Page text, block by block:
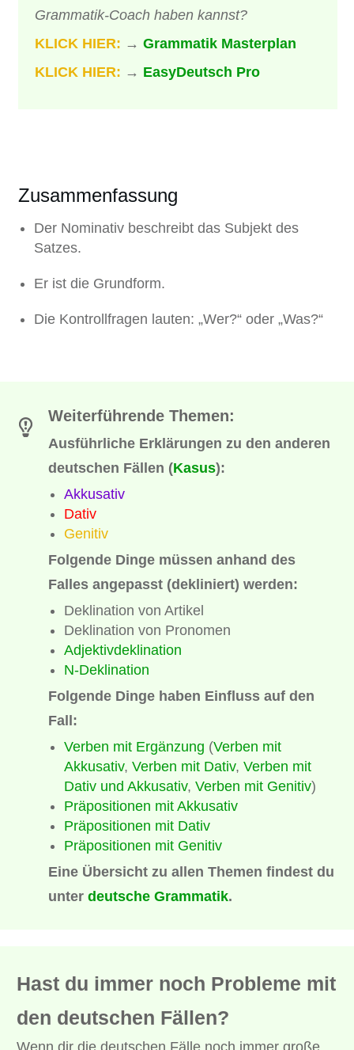
Grammatik-Coach haben kannst?
KLICK HIER: → Grammatik Masterplan
KLICK HIER: → EasyDeutsch Pro
Zusammenfassung
Der Nominativ beschreibt das Subjekt des
Satzes.
Er ist die Grundform.
Die Kontrollfragen lauten: „Wer?“ oder „Was?“
Weiterführende Themen:
Ausführliche Erklärungen zu den anderen
deutschen Fällen (Kasus):
Akkusativ
Dativ
Genitiv
Folgende Dinge müssen anhand des
Falles angepasst (dekliniert) werden:
Deklination von Artikel
Deklination von Pronomen
Adjektivdeklination
N-Deklination
Folgende Dinge haben Einfluss auf den
Fall:
Verben mit Ergänzung (Verben mit
Akkusativ, Verben mit Dativ, Verben mit
Dativ und Akkusativ, Verben mit Genitiv)
Präpositionen mit Akkusativ
Präpositionen mit Dativ
Präpositionen mit Genitiv
Eine Übersicht zu allen Themen findest du
unter deutsche Grammatik.
Hast du immer noch Probleme mit
den deutschen Fällen?